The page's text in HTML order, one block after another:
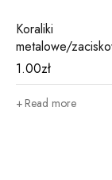
Koraliki
metalowe/
srebrne M1
1.00zł
Read more